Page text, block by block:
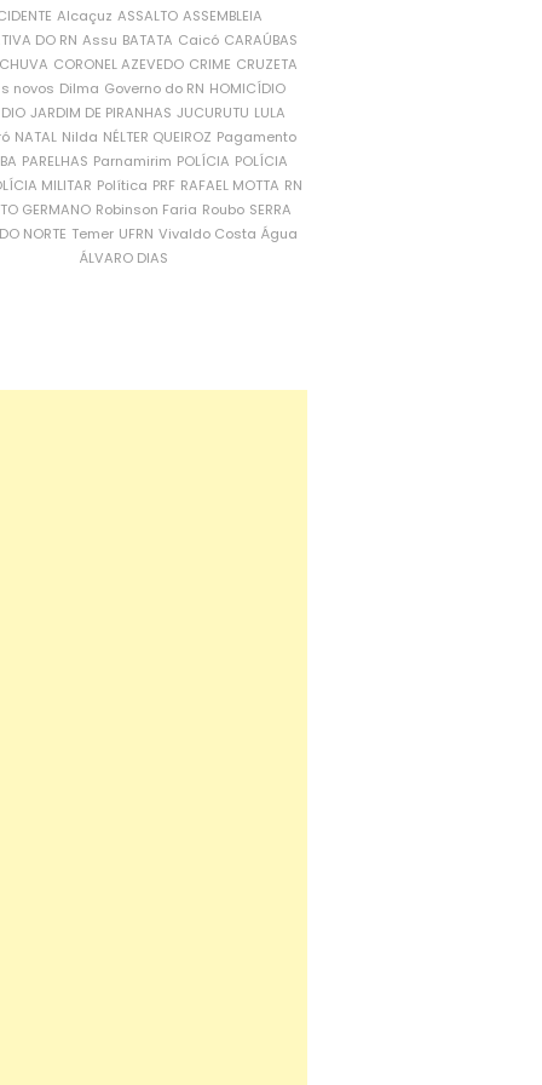
Alcaçuz ASSALTO ASSEMBLEIA
DO RN Assu BATATA Caicó CARAÚBAS
CORONEL AZEVEDO CRIME CRUZETA
novos Dilma Governo do RN HOMICÍDIO
JARDIM DE PIRANHAS JUCURUTU LULA
NATAL Nilda NÉLTER QUEIROZ Pagamento
PARELHAS Parnamirim POLÍCIA POLÍCIA
MILITAR Política PRF RAFAEL MOTTA RN
GERMANO Robinson Faria Roubo SERRA
NORTE Temer UFRN Vivaldo Costa Água
ÁLVARO DIAS